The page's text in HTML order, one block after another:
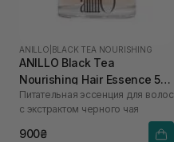
ANILLO BLACK TEA NOURISHING
ANILLO Black Tea
Nourishing Hair Essence 50
мл
Питательная эссенция для волос
с экстрактом черного чая
900₴